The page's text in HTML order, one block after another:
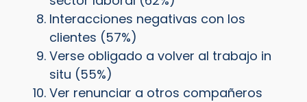
Interacciones negativas con los
clientes (57%)
Verse obligado a volver al trabajo in
situ (55%)
Ver renunciar a otros compañeros